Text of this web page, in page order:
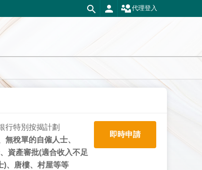
代理登入
行特別按揭計劃
無稅單的自僱人士、
資產審批(適合收入不足
)、唐樓、村屋等等
即時申請